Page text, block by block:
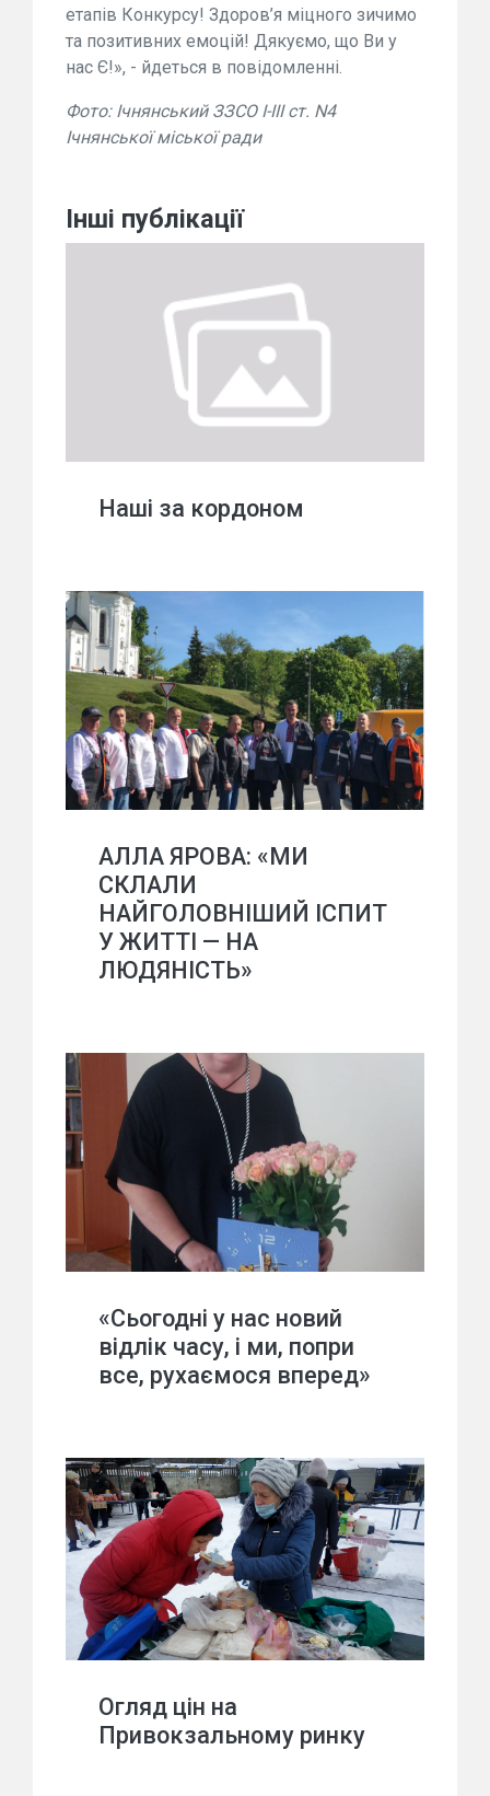
етапів Конкурсу! Здоров’я міцного зичимо
та позитивних емоцій! Дякуємо, що Ви у
нас Є!», - йдеться в повідомленні.
Фото: Ічнянський ЗЗСО І-ІІІ ст. N4
Ічнянської міської ради
Інші публікації
Наші за кордоном
АЛЛА ЯРОВА: «МИ
СКЛАЛИ
НАЙГОЛОВНІШИЙ ІСПИТ
У ЖИТТІ — НА
ЛЮДЯНІСТЬ»
«Сьогодні у нас новий
відлік часу, і ми, попри
все, рухаємося вперед»
Огляд цін на
Привокзальному ринку